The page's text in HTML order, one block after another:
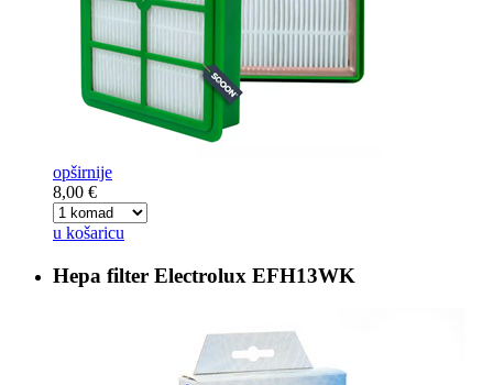
opširnije
8,00 €
u košaricu
Hepa filter Electrolux EFH13WK